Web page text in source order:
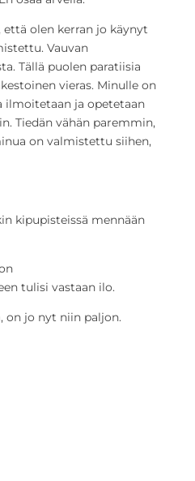
että olen kerran jo käynyt
Vauvan
Tällä puolen paratiisia
vieras. Minulle on
ilmoitetaan ja opetetaan
Tiedän vähän paremmin,
on valmistettu siihen,
kipupisteissä mennään
tulisi vastaan ilo.
on jo nyt niin paljon.